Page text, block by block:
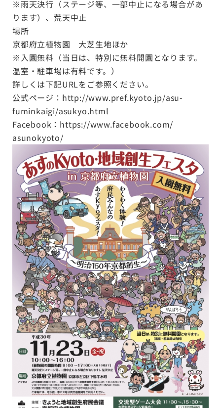
※雨天決行（ステージ等、一部中止になる場合があ
ります）、荒天中止
場所
京都府立植物園 大芝生地ほか
※入園無料（当日は、特別に無料開園となります。
温室・駐車場は有料です。）
詳しくは下記URLをご参照ください。
公式ページ： http://www.pref.kyoto.jp/asu-
fuminkaigi/asukyo.html
Facebook： https://www.facebook.com/
asunokyoto/